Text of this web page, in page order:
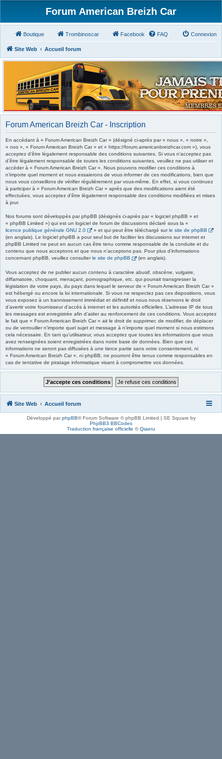
Forum American Breizh Car
Boutique Trombinoscar Facebook FAQ Connexion
Site Web Accueil forum
Forum American Breizh Car - Inscription
En accédant à « Forum American Breizh Car » (désigné ci-après par « nous », « notre »,
« nos », « Forum American Breizh Car » et « https://forum.americanbreizhcar.com »), vous
acceptez d’être légalement responsable des conditions suivantes. Si vous n’acceptez pas
d’être légalement responsable de toutes les conditions suivantes, veuillez ne pas utiliser et
accéder à « Forum American Breizh Car ». Nous pouvons modifier ces conditions à
n’importe quel moment et nous essaierons de vous informer de ces modifications, bien que
nous vous conseillons de vérifier régulièrement par vous-même. En effet, si vous continuez
à participer à « Forum American Breizh Car » après que des modifications aient été
effectuées, vous acceptez d’être légalement responsable des conditions modifiées et mises
à jour.
Nos forums sont développés par phpBB (désignés ci-après par « logiciel phpBB » et
« phpBB Limited ») qui est un logiciel de forum de discussions déclaré sous la «
licence publique générale GNU 2.0
» et qui peut être téléchargé surle site de phpBB
(en anglais). Le logiciel phpBB a pour seul but de faciliter les discussions sur internet et
phpBB Limited ne peut en aucun cas être tenu comme responsable de la conduite et du
contenu que nous acceptons et que nous n’acceptons pas. Pour plus d’informations
concernant phpBB, veuillez consulter le site de phpBB (en anglais).
Vous acceptez de ne publier aucun contenu à caractère abusif, obscène, vulgaire,
diffamatoire, choquant, menaçant, pornographique, etc. qui pourrait transgresser la
législation de votre pays, du pays dans lequel le serveur de « Forum American Breizh Car »
est hébergé ou encore la loi internationale. Si vous ne respectez pas ces dispositions, vous
vous exposez à un bannissement immédiat et définitif et nous nous réservons le droit
d’avertir votre fournisseur d’accès à internet et les autorités officielles. L’adresse IP de tous
les messages est enregistrée afin d’aider au renforcement de ces conditions. Vous acceptez
le fait que « Forum American Breizh Car » ait le droit de supprimer, de modifier, de déplacer
ou de verrouiller n’importe quel sujet et message à n’importe quel moment si nous estimons
cela nécessaire. En tant qu’utilisateur, vous acceptez que toutes les informations que vous
avez renseignées soient enregistrées dans notre base de données. Bien que ces
informations ne seront pas diffusées à une tierce partie sans votre consentement, ni
« Forum American Breizh Car », ni phpBB, ne pourront être tenus comme responsables en
cas de tentative de piratage informatique visant à compromettre vos données.
Site Web Accueil forum
Développé parphpBB® Forum Software © phpBB Limited | SE Square by
PhpBB3 BBCodes
Traduction française officielle ©Qiaeru